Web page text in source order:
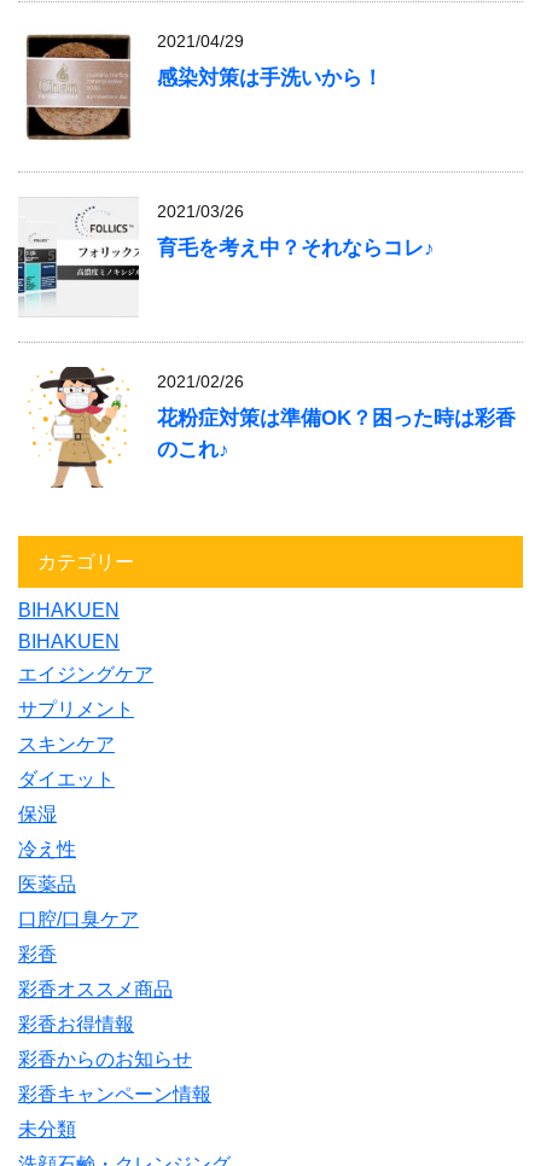
2021/04/29
感染対策は手洗いから！
2021/03/26
育毛を考え中？それならコレ♪
2021/02/26
花粉症対策は準備OK？困った時は彩香
のこれ♪
カテゴリー
BIHAKUEN
BIHAKUEN
エイジングケア
サプリメント
スキンケア
ダイエット
保湿
冷え性
医薬品
口腔/口臭ケア
彩香
彩香オススメ商品
彩香お得情報
彩香からのお知らせ
彩香キャンペーン情報
未分類